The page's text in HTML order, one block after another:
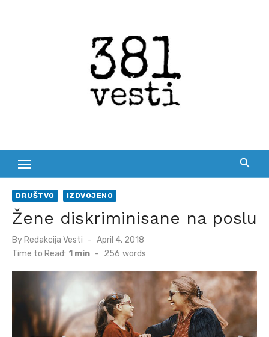
DRUŠTVO IZDVOJENO
Žene diskriminisane na poslu
By Redakcija Vesti
Posted
on
April 4, 2018
Time to Read: 1 min - 256 words